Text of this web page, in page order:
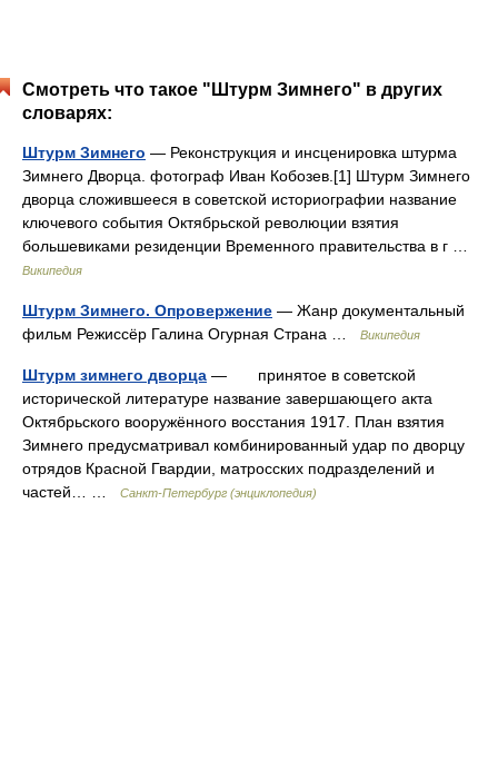
Смотреть что такое "Штурм Зимнего" в других
словарях:
Штурм Зимнего — Реконструкция и инсценировка штурма
Зимнего Дворца. фотограф Иван Кобозев.[1] Штурм Зимнего
дворца сложившееся в советской историографии название
ключевого события Октябрьской революции взятия
большевиками резиденции Временного правительства в г …
Википедия
Штурм Зимнего. Опровержение — Жанр документальный
фильм Режиссёр Галина Огурная Страна …
Википедия
Штурм зимнего дворца — принятое в советской
исторической литературе название завершающего акта
Октябрьского вооружённого восстания 1917. План взятия
Зимнего предусматривал комбинированный удар по дворцу
отрядов Красной Гвардии, матросских подразделений и
частей… …
Санкт-Петербург (энциклопедия)